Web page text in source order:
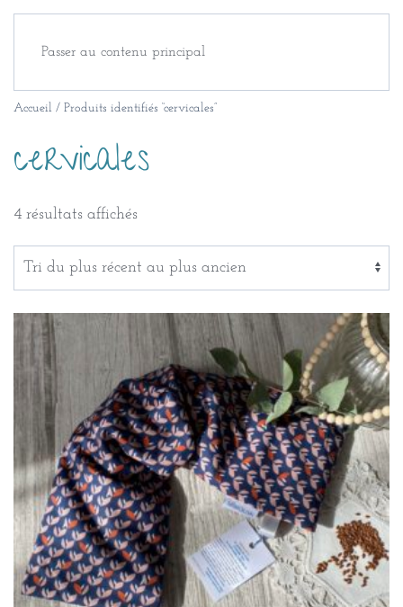
Passer au contenu principal
Accueil / Produits identifiés “cervicales”
cervicales
4 résultats affichésTrié
plus
récent
plus
ancien